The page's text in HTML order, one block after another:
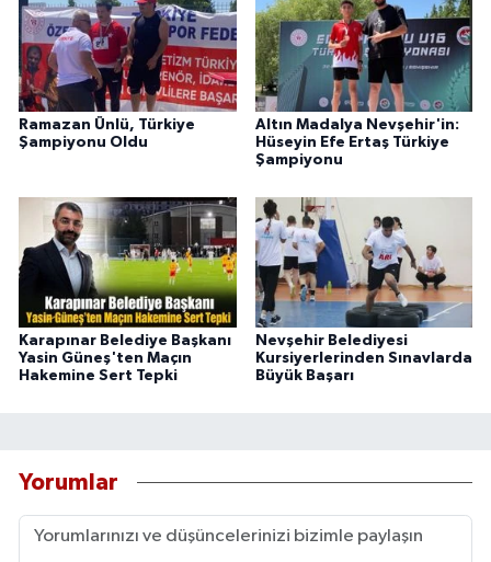
Ramazan Ünlü, Türkiye
Şampiyonu Oldu
Altın Madalya Nevşehir'in:
Hüseyin Efe Ertaş Türkiye
Şampiyonu
Karapınar Belediye Başkanı
Yasin Güneş'ten Maçın
Hakemine Sert Tepki
Nevşehir Belediyesi
Kursiyerlerinden Sınavlarda
Büyük Başarı
Yorumlar